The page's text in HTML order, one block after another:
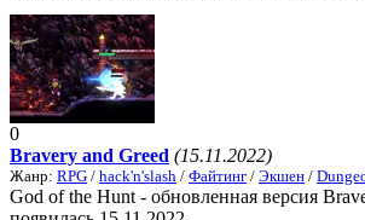
0
Bravery and Greed (15.11.2022)
Жанр: RPG / hack'n'slash / Файтинг / Экшен /
God of the Hunt - обновленная версия